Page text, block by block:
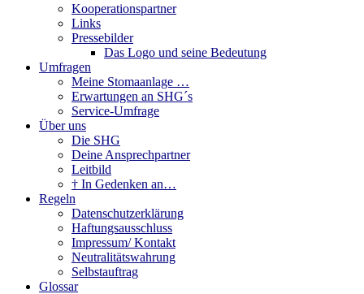
Kooperationspartner
Links
Pressebilder
Das Logo und seine Bedeutung
Umfragen
Meine Stomaanlage …
Erwartungen an SHG´s
Service-Umfrage
Über uns
Die SHG
Deine Ansprechpartner
Leitbild
† In Gedenken an…
Regeln
Datenschutzerklärung
Haftungsausschluss
Impressum/ Kontakt
Neutralitätswahrung
Selbstauftrag
Glossar